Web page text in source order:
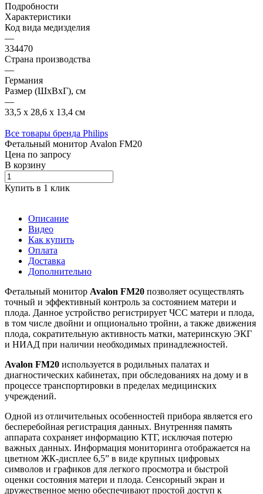
Подробности
Характеристики
Код вида медизделия
—
334470
Страна производства
—
Германия
Размер (ШxВxГ), см
—
33,5 х 28,6 x 13,4 см
Все товары бренда Philips
Фетальный монитор Avalon FM20
Цена по запросу
В корзину
Купить в 1 клик
Описание
Видео
Как купить
Оплата
Доставка
Дополнительно
Фетальный монитор Avalon FM20 позволяет осуществлять
точный и эффективный контроль за состоянием матери и
плода. Данное устройство регистрирует ЧСС матери и плода,
в том числе двойни и опционально тройни, а также движения
плода, сократительную активность матки, материнскую ЭКГ
и НИАД при наличии необходимых принадлежностей.
Avalon FM20 используется в родильных палатах и
диагностических кабинетах, при обследованиях на дому и в
процессе транспортировки в пределах медицинских
учреждений.
Одной из отличительных особенностей прибора является его
бесперебойная регистрация данных. Внутренняя память
аппарата сохраняет информацию КТГ, исключая потерю
важных данных. Информация мониторинга отображается на
цветном ЖК-дисплее 6,5” в виде крупных цифровых
символов и графиков для легкого просмотра и быстрой
оценки состояния матери и плода. Сенсорный экран и
дружественное меню обеспечивают простой доступ к